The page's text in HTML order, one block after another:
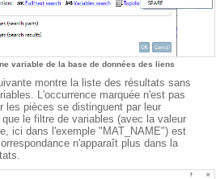
variable de la base de données des liens
montre la liste des résultats sans
L'occurrence marquée n'est pas
les pièces se distinguent par leur
le filtre de variables (avec la valeur
ici dans l'exemple "MAT_NAME") est
n'apparaît plus dans la